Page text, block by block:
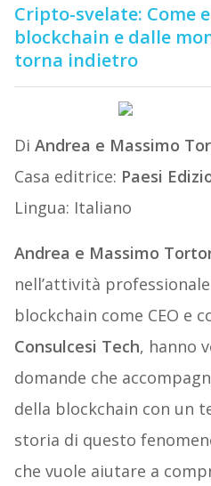
Cripto-svelate: Come
blockchain e dalle
torna indietro
Di Andrea e Massimo
Casa editrice: Paesi
Lingua: Italiano
Andrea e Massimo
nell’attività
blockchain come CEO e
Consulcesi Tech, hanno
domande che
della blockchain con un
storia di questo
che vuole aiutare a